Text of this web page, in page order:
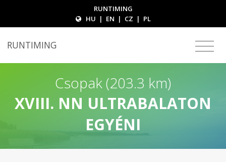
RUNTIMING
HU | EN | CZ | PL
RUNTIMING
Csopak (203.3 km)
XVIII. NN ULTRABALATON
EGYÉNI